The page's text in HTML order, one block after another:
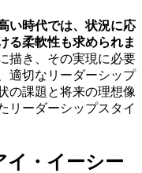
い時代では、状況に応
る柔軟性も求められま
描き、その実現に必要
適切なリーダーシップ
の課題と将来の理想像
リーダーシップスタイ
イ・イーシー